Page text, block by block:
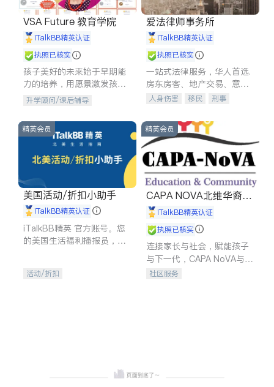
VSA Future 教育学院
iTalkBB精英认证
执照已核实
孩子美好的未来始于早期能
力的培养，用愿景激发孩子
的学习潜力和动力。理念：
石。
升学顾问/课后辅导
爱法律师事务所
iTalkBB精英认证
执照已核实
一站式法律服务，华人首选.
房东房客、地产交易、意外
伤害、车祸重伤、商业诉
建筑合同、刑事案件全包办
人身伤害 移民
刑事
信托/遗嘱
商业
索赔
律师-其它 保释
精英会员
美国活动/折扣小助手
iTalkBB精英认证
iTalkBB精英 官方账号。您
的美国生活福利播报员，精
专属福利。
活动/折扣
精英会员
CAPA NOVA北维华裔家
长会iTalkBB精英认证
执照已核实
连接家长与社会，赋能孩子
与下一代，CAPA NoVA与您
携手建设包容、公平、充满
社区服务